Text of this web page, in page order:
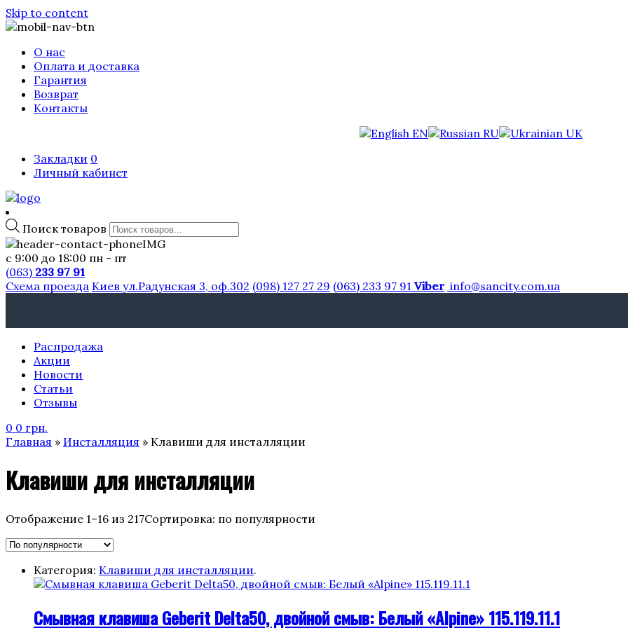
Skip to content
О нас
Оплата и доставка
Гарантия
Возврат
Контакты
EN
RU
UK
Закладки 0
Личный кабинет
Поиск товаров
с 9:00 до 18:00 пн - пт
(063) 233 97 91
Схема проезда Киев ул.Радунская 3, оф.302 (098) 127 27 29 (063) 233 97 91 Viber info@sancity.com.ua
Распродажа
Акции
Новости
Статьи
Отзывы
0 0 грн.
Главная » Инсталляция » Клавиши для инсталляции
Клавиши для инсталляции
Отображение 1–16 из 217Сортировка: по популярности
Категория: Клавиши для инсталляции.
Смывная клавиша Geberit Delta50, двойной смыв: Белый «Alpine» 115.119.11.1